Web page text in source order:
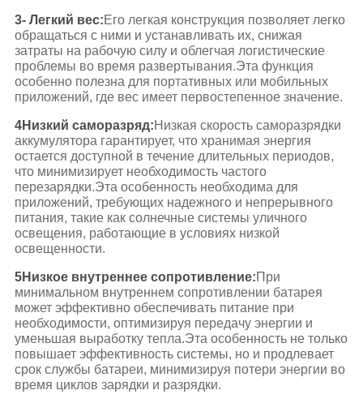
3- Легкий вес:Его легкая конструкция позволяет легко
обращаться с ними и устанавливать их, снижая
затраты на рабочую силу и облегчая логистические
проблемы во время развертывания.Эта функция
особенно полезна для портативных или мобильных
приложений, где вес имеет первостепенное значение.
4Низкий саморазряд:Низкая скорость саморазрядки
аккумулятора гарантирует, что хранимая энергия
остается доступной в течение длительных периодов,
что минимизирует необходимость частого
перезарядки.Эта особенность необходима для
приложений, требующих надежного и непрерывного
питания, такие как солнечные системы уличного
освещения, работающие в условиях низкой
освещенности.
5Низкое внутреннее сопротивление: При
минимальном внутреннем сопротивлении батарея
может эффективно обеспечивать питание при
необходимости, оптимизируя передачу энергии и
уменьшая выработку тепла.Эта особенность не только
повышает эффективность системы, но и продлевает
срок службы батареи, минимизируя потери энергии во
время циклов зарядки и разрядки.